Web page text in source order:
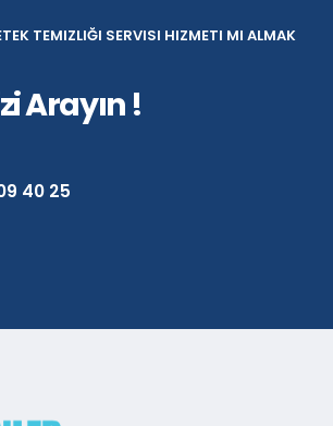
TEMIZLIĞI SERVISI HIZMETI MI ALMAK
Arayın !
40 25